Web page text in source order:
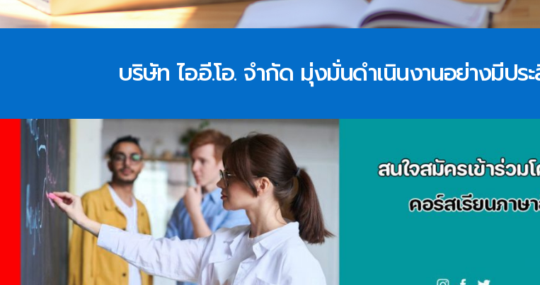
บริษัท ไอ.อี.โอ. จำกัด มุ่งมั่นดำเนินงานอย่างมีป